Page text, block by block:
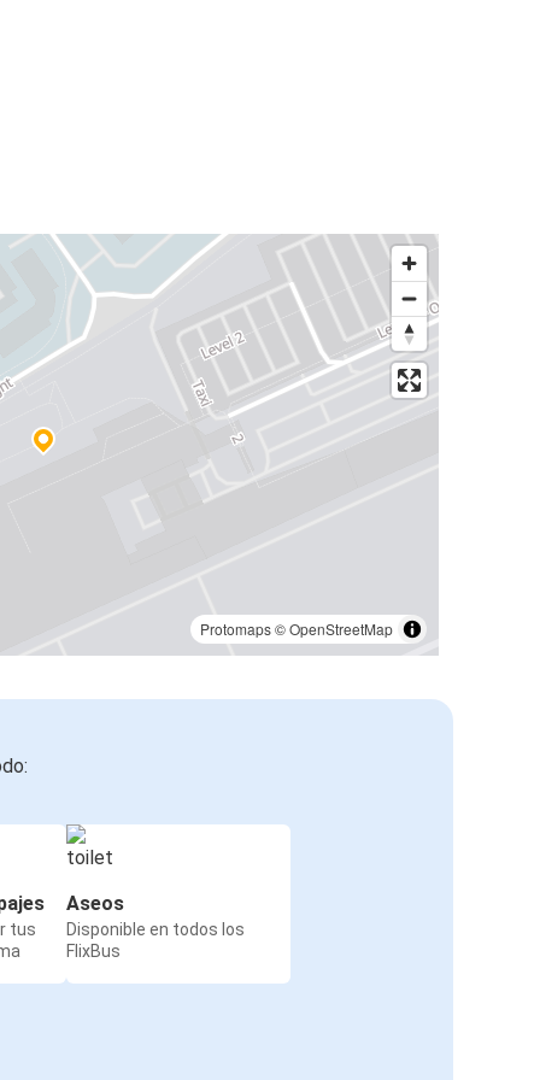
La Haya
Aeropuerto de Charleroi
Hasselt
Aeropuerto de Charleroi
Aeropuerto de Charleroi
Aeropuerto de Charleroi
Aeropuerto de Charleroi
Fráncfort del Meno
Aeropuerto de Charleroi
Protomaps©OpenStreetMap
tus
Aseos
Disponible en todos los
FlixBus